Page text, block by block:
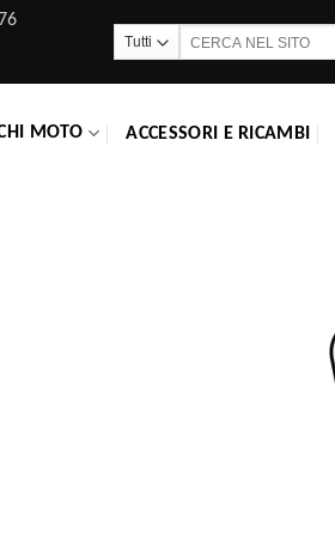
MOTO ACCESSORI E RICAMBI